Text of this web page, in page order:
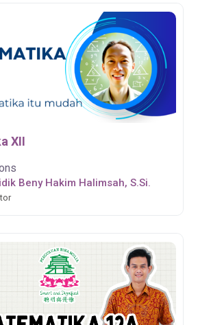
XII
Beny Hakim Halimsah, S.Si.